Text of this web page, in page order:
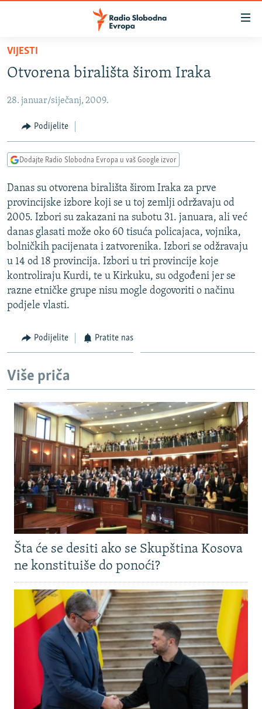
Pređite
glavni
Pređite
Pređite
pretragu
SRBIJA
KOSOVO
VIZUELNO
VIDEO
FOTOGALERIJE
INFOGRAFIKE
PODCASTI
RAT U UKRAJINI
KINA NA BALKANU
RSE PRIČE IZ SVIJETA
ISPRIČAJ MI
DNEVNO@RSE
VIŠE OD NASLOVA
POPLAVE I KLIZIŠTA U BIH 2024.
TV LIBERTY
POST SCRIPTUM
MOJA EVROPA
TRI DECENIJE OD RATA U BIH
SVE KARTE DEJTONA
NASTANAK I RASPAD JUGOSLAVIJE
Sve RFE/RL stranice
VIJESTI
Otvorena birališta širom Iraka
28. januar/siječanj, 2009.
Podijelite
Dodajte Radio Slobodna Evropa u vaš Google izvor
Danas su otvorena birališta širom Iraka za prve
provincijske izbore koji se u toj zemlji održavaju od
2005. Izbori su zakazani na subotu 31. januara, ali već
danas glasati može oko 60 tisuća policajaca, vojnika,
bolničkih pacijenata i zatvorenika. Izbori se odžravaju
u 14 od 18 provincija. Izbori u tri provincije koje
kontroliraju Kurdi, te u Kirkuku, su odgođeni jer se
razne etničke grupe nisu mogle dogovoriti o načinu
podjele vlasti.
Podijelite Pratite nas
Više priča
Šta će se desiti ako se Skupština Kosova
ne konstituiše do ponoći?